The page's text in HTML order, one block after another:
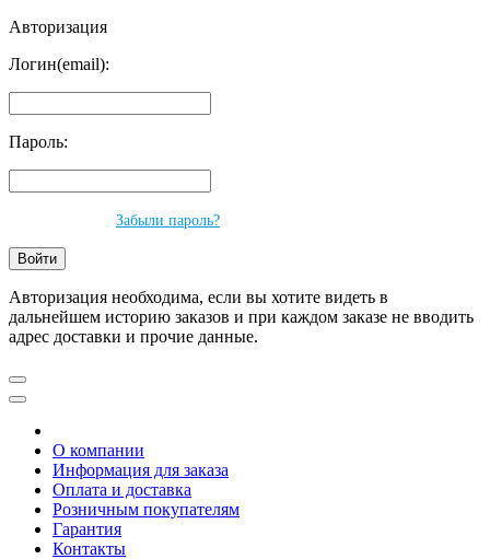
Авторизация
Логин(email):
Пароль:
Забыли пароль?
Авторизация необходима, если вы хотите видеть в
дальнейшем историю заказов и при каждом заказе не вводить
адрес доставки и прочие данные.
О компании
Информация для заказа
Оплата и доставка
Розничным покупателям
Гарантия
Контакты